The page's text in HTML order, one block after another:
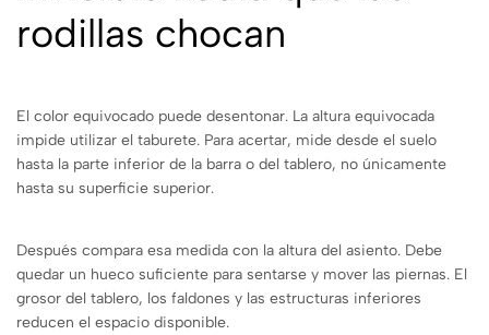
rodillas chocan
El color equivocado puede desentonar. La altura equivocada
impide utilizar el taburete. Para acertar, mide desde el suelo
hasta la parte inferior de la barra o del tablero, no únicamente
hasta su superficie superior.
Después compara esa medida con la altura del asiento. Debe
quedar un hueco suficiente para sentarse y mover las piernas. El
grosor del tablero, los faldones y las estructuras inferiores
reducen el espacio disponible.